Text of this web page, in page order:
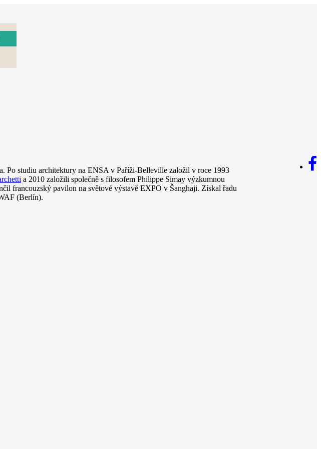
Po studiu architektury na ENSA v Paříži-Belleville založil v roce 1993
a 2010 založili společně s filosofem Philippe Simay výzkumnou
francouzský pavilon na světové výstavě EXPO v Šanghaji. Získal řadu
(Berlín).